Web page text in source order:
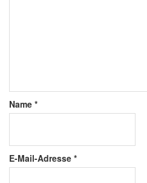
Name *
E-Mail-Adresse *